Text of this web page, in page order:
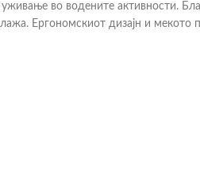
во водените активности.
Ергономскиот дизајн и